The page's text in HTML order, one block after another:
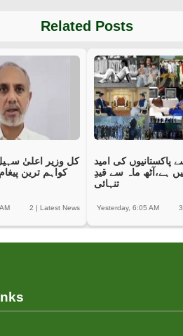
Related Posts
کل وزیر اعلیٰ
کواہم ترین
2 | Latest News
پاکستانیوں کی امید
ہے،آٹھ ماہ سے قیدِ
تنہائی
3
Yesterday, 6:05 AM